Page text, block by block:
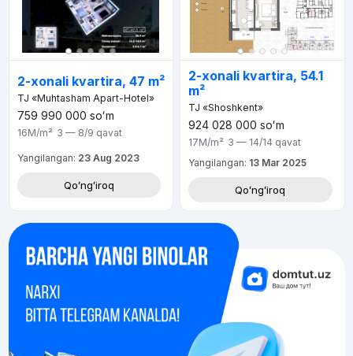
2-xonali kvartira, 47 m²
TJ «Muhtasham Apart-Hotel»
759 990 000 soʻm
16M/m² 3 — 8/9 qavat
Yangilangan: 23 Aug 2023
Qoʻngʻiroq
2-xonali kvartira, 54.1
m²
TJ «Shoshkent»
924 028 000 soʻm
17M/m² 3 — 14/14 qavat
Yangilangan: 13 Mar 2025
Qoʻngʻiroq